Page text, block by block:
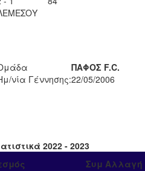
ΠΑΦΟΣ F.C.
νία Γέννησης:22/05/2006
2022 - 2023
Συμ Αλλαγή